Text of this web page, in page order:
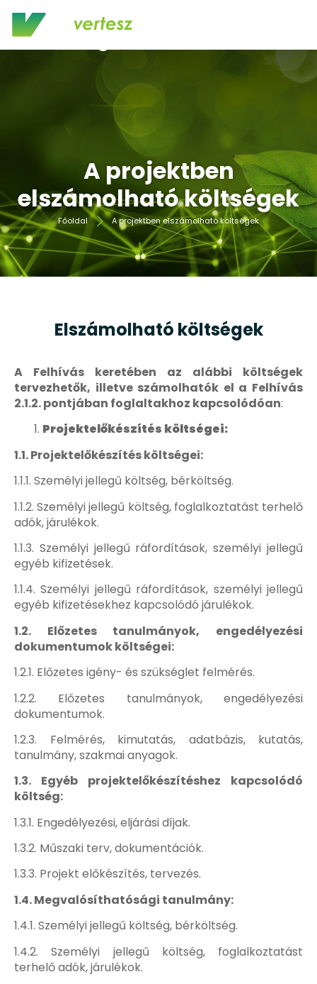
A projektben
elszámolható költségek
Főoldal A projektben elszámolható költségek
Elszámolható költségek
A Felhívás keretében az alábbi költségek
tervezhetők, illetve számolhatók el a Felhívás
2.1.2. pontjában foglaltakhoz kapcsolódóan:
Projektelőkészítés költségei:
1.1. Projektelőkészítés költségei:
1.1.1. Személyi jellegű költség, bérköltség.
1.1.2. Személyi jellegű költség, foglalkoztatást terhelő
adók, járulékok.
1.1.3. Személyi jellegű ráfordítások, személyi jellegű
egyéb kifizetések.
1.1.4. Személyi jellegű ráfordítások, személyi jellegű
egyéb kifizetésekhez kapcsolódó járulékok.
1.2. Előzetes tanulmányok, engedélyezési
dokumentumok költségei:
1.2.1. Előzetes igény- és szükséglet felmérés.
1.2.2. Előzetes tanulmányok, engedélyezési
dokumentumok.
1.2.3. Felmérés, kimutatás, adatbázis, kutatás,
tanulmány, szakmai anyagok.
1.3. Egyéb projektelőkészítéshez kapcsolódó
költség:
1.3.1. Engedélyezési, eljárási díjak.
1.3.2. Műszaki terv, dokumentációk.
1.3.3. Projekt előkészítés, tervezés.
1.4. Megvalósíthatósági tanulmány:
1.4.1. Személyi jellegű költség, bérköltség.
1.4.2. Személyi jellegű költség, foglalkoztatást
terhelő adók, járulékok.